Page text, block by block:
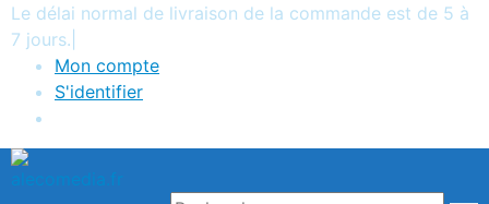
Le délai normal de livraison de la commande est de 5 à
7 jours.
Mon compte
S'identifier